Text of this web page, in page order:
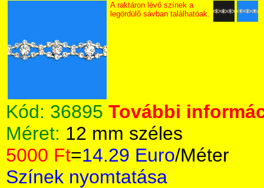
A raktáron lévő színek a
legördülő sávban találhatóak.
Kód: 36895 További
Méret: 12 mm széles
5000 Ft=14.29 Euro/Méter
Színek nyomtatása